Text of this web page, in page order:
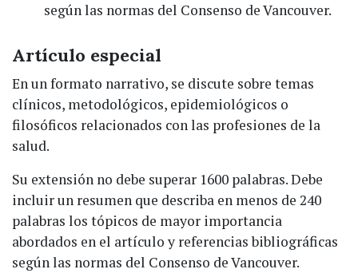
según las normas del Consenso de Vancouver.
Artículo especial
En un formato narrativo, se discute sobre temas
clínicos, metodológicos, epidemiológicos o
filosóficos relacionados con las profesiones de la
salud.
Su extensión no debe superar 1600 palabras. Debe
incluir un resumen que describa en menos de 240
palabras los tópicos de mayor importancia
abordados en el artículo y referencias bibliográficas
según las normas del Consenso de Vancouver.